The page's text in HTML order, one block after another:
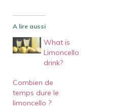
A lire aussi
What is
Limoncello
drink?
Combien de
temps dure le
limoncello ?